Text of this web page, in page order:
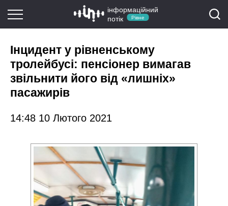
інформаційний
потік
Рівне
Інцидент у рівненському
тролейбусі: пенсіонер вимагав
звільнити його від «лишніх»
пасажирів
14:48 10 Лютого 2021